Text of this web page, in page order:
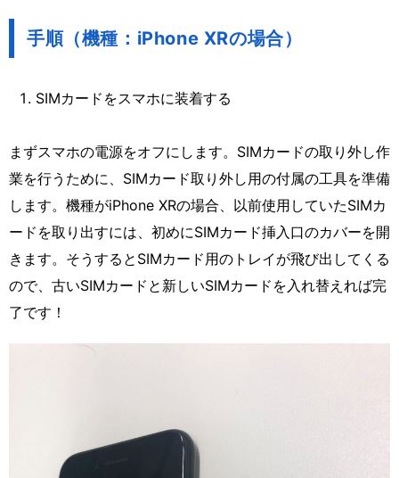
手順（機種：iPhone XRの場合）
SIMカードをスマホに装着する
まずスマホの電源をオフにします。SIMカードの取り外し作
業を行うために、SIMカード取り外し用の付属の工具を準備
します。機種がiPhone XRの場合、以前使用していたSIMカ
ードを取り出すには、初めにSIMカード挿入口のカバーを開
きます。そうするとSIMカード用のトレイが飛び出してくる
ので、古いSIMカードと新しいSIMカードを入れ替えれば完
了です！